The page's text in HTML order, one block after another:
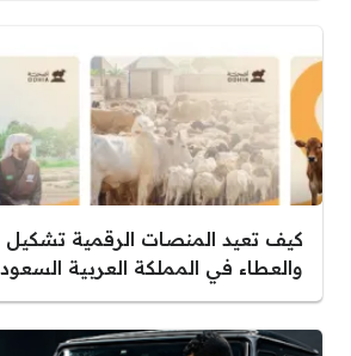
كيف تعيد المنصات الرقمية
والعطاء في المملكة العربية